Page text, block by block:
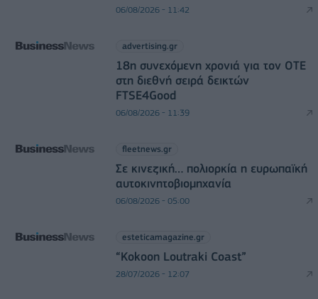
06/08/2026 - 11:42
advertising.gr
18η συνεχόμενη χρονιά για τον ΟΤΕ
στη διεθνή σειρά δεικτών
FTSE4Good
06/08/2026 - 11:39
fleetnews.gr
Σε κινεζική… πολιορκία η ευρωπαϊκή
αυτοκινητοβιομηχανία
06/08/2026 - 05:00
esteticamagazine.gr
“Kokoon Loutraki Coast”
28/07/2026 - 12:07